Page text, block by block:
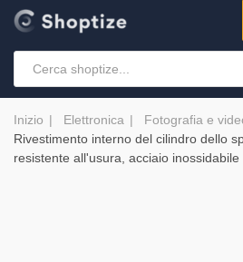
Inizio Elettronica
Fotografia e
Rivestimento interno del cilindro dello
resistente all'usura, acciaio inossidabile